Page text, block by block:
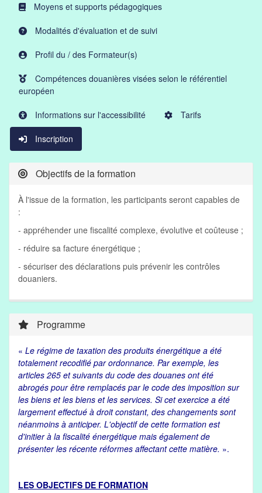
Moyens et supports pédagogiques
Modalités d'évaluation et de suivi
Profil du / des Formateur(s)
Compétences douanières visées selon le référentiel
européen
Informations sur l'accessibilité Tarifs
Inscription
Objectifs de la formation
À l'issue de la formation, les participants seront capables de
:
- appréhender une fiscalité complexe, évolutive et coûteuse ;
- réduire sa facture énergétique ;
- sécuriser des déclarations puis prévenir les contrôles
douaniers.
Programme
« Le régime de taxation des produits énergétique a été
totalement recodifié par ordonnance. Par exemple, les
articles 265 et suivants du code des douanes ont été
abrogés pour être remplacés par le code des imposition sur
les biens et les biens et les services. Si cet exercice a été
largement effectué à droit constant, des changements sont
néanmoins à anticiper. L'objectif de cette formation est
d'initier à la fiscalité énergétique mais également de
présenter les récente réformes affectant cette matière. ».
LES OBJECTIFS DE FORMATION